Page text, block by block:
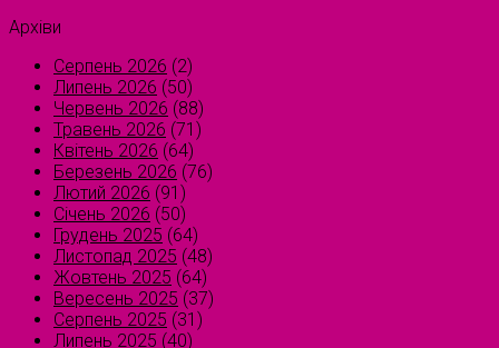
Архіви
Серпень 2026 (2)
Липень 2026 (50)
Червень 2026 (88)
Травень 2026 (71)
Квітень 2026 (64)
Березень 2026 (76)
Лютий 2026 (91)
Січень 2026 (50)
Грудень 2025 (64)
Листопад 2025 (48)
Жовтень 2025 (64)
Вересень 2025 (37)
Серпень 2025 (31)
Липень 2025 (40)